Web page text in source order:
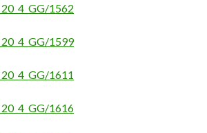
1562
1599
1611
1616